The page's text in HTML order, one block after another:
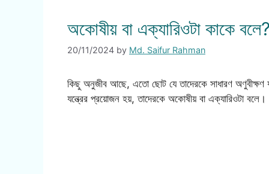
অকোষীয় বা এক্যারিওটা কাকে বলে?
20/11/2024 by Md. Saifur Rahman
কিছু অনুজীব আছে, এতো ছোট যে তাদেরকে সাধারণ অণুবীক্ষণ
যন্ত্রের প্রয়োজন হয়, তাদেরকে অকোষীয় বা এক্যারিওটা